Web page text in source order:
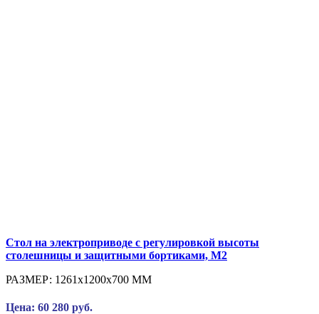
Стол на электроприводе с регулировкой высоты
столешницы и защитными бортиками, М2
РАЗМЕР: 1261x1200x700 ММ
Цена: 60 280 руб.